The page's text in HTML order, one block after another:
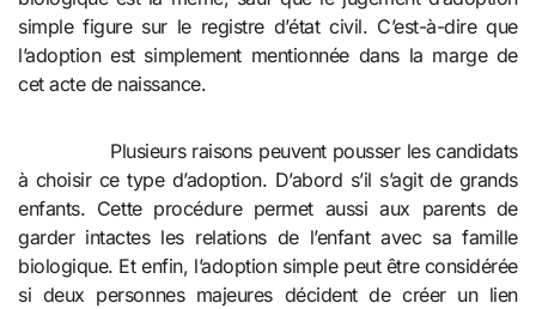
simple figure sur le registre d’état civil. C’est-à-dire que
l’adoption est simplement mentionnée dans la marge de
cet acte de naissance.
Plusieurs raisons peuvent pousser les candidats
à choisir ce type d’adoption. D’abord s’il s’agit de grands
enfants. Cette procédure permet aussi aux parents de
garder intactes les relations de l’enfant avec sa famille
biologique. Et enfin, l’adoption simple peut être considérée
si deux personnes majeures décident de créer un lien